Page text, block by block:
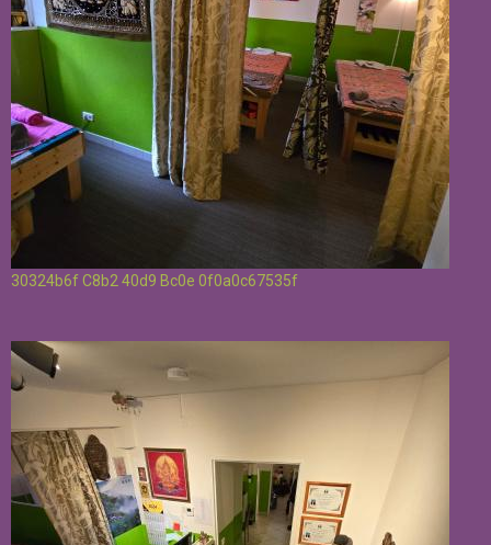
30324b6f C8b2 40d9 Bc0e 0f0a0c67535f